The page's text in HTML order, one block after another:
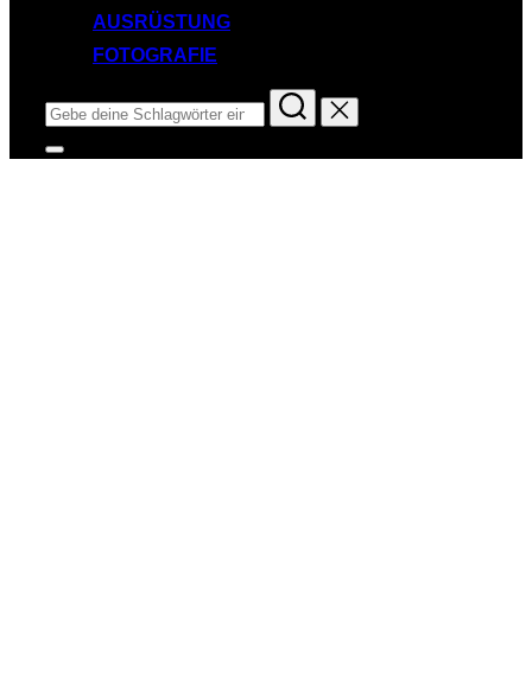
AUSRÜSTUNG
FOTOGRAFIE
Suchen
nach:
Seitenleiste